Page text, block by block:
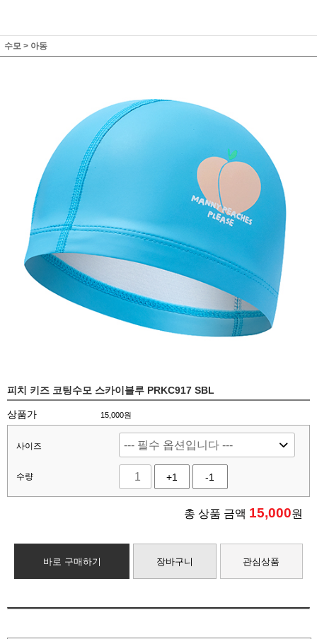
수모 > 아동
피치 키즈 코팅수모 스카이블루 PRKC917 SBL
상품가 15,000원
사이즈
수량 +1 -1
총 상품 금액 15,000원
바로 구매하기 장바구니 관심상품